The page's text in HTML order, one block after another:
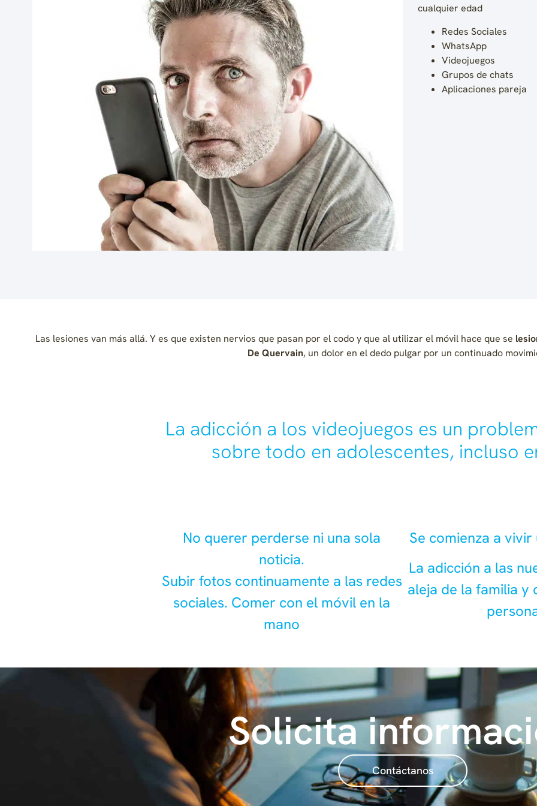
cualquier edad
Redes Sociales
WhatsApp
Videojuegos
Grupos de chats
Aplicaciones pareja
Las lesiones van más allá. Y es que existen nervios que pasan por el codo y que al utilizar el móvil hace que se
De Quervain, un dolor en el dedo pulgar por un continuado
La adicción a los videojuegos es un
sobre todo en adolescentes, incluso
No querer perderse ni una sola
noticia.
Subir fotos continuamente a las redes
sociales. Comer con el móvil en la
mano
Se comienza a
La adicción a las
aleja de la familia y
Solicita
Contáctanos